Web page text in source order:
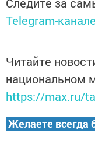
Telegram-канале
Читайте
национальном
https://max.ru/
Желаете всегда